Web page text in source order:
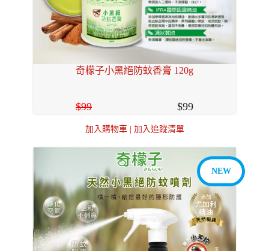
奇檬子小黑絕防蚊香膏 120g
99 99
加入購物車 | 加入追蹤清單
NEW